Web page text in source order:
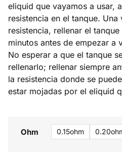
eliquid que vayamos a usar,
resistencia en el tanque.
resistencia, rellenar el
minutos antes de empezar a
No esperar a que el tanque
rellenarlo; rellenar siempre
la resistencia donde se
estar mojadas por el eliquid
Ohm 0.15ohm